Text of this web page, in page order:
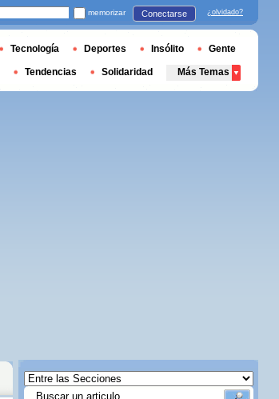
memorizar Conectarse ¿olvidado?
Tecnología Deportes Insólito Gente
Tendencias Solidaridad Más Temas